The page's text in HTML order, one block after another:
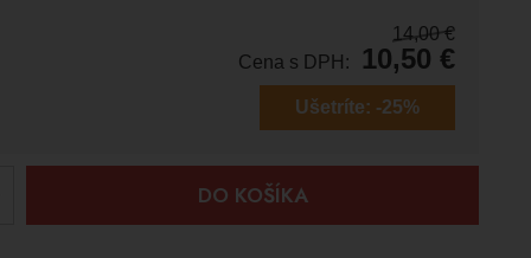
14,00€
Cena s DPH:
10,50 €
Ušetríte: -25%
DO KOŠÍKA